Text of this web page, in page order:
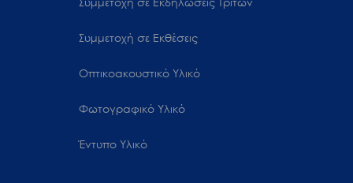
Συμμετοχή σε Εκθέσεις
Οπτικοακουστικό Υλικό
Φωτογραφικό Υλικό
Έντυπο Υλικό